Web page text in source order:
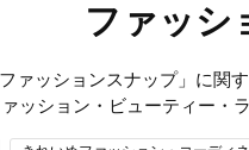
ファッシ
ファッションスナップ」に関
ッション・ビューティー・